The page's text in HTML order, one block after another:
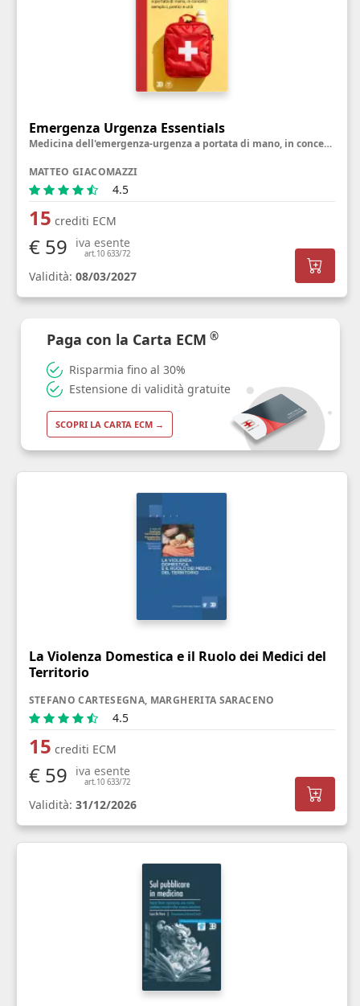
Emergenza Urgenza Essentials
Medicina dell'emergenza-urgenza a portata di mano, in concetti semplici, pratici e utili
MATTEO GIACOMAZZI
4.5
15 crediti ECM
€ 59 iva esente
art.10 633/72
Validità: 08/03/2027
La Violenza Domestica e il Ruolo dei Medici del
Territorio
STEFANO CARTESEGNA, MARGHERITA SARACENO
4.5
15 crediti ECM
€ 59 iva esente
art.10 633/72
Validità: 31/12/2026
Paga con la Carta ECM ®
Risparmia fino al 30%
Estensione di validità gratuite
SCOPRI LA CARTA ECM →